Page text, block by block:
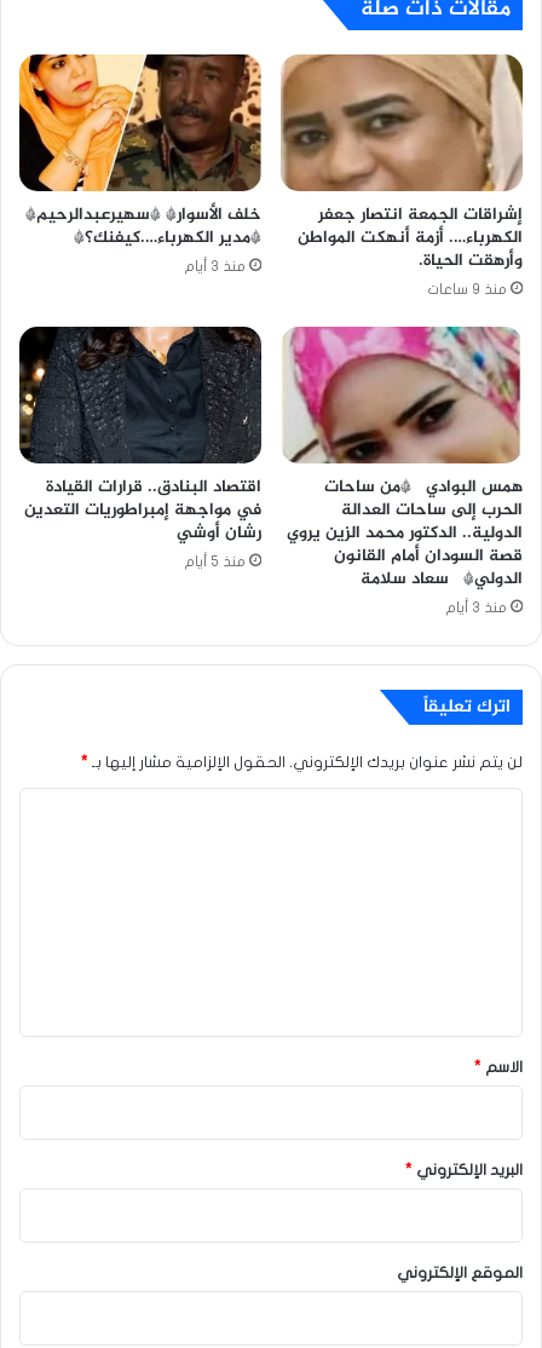
مقالات ذات صلة
إشراقات الجمعة انتصار جعفر
الكهرباء…. أزمة أنهكت المواطن
وأرهقت الحياة.
منذ 9 ساعات
خلف الأسوار* *سهيرعبدالرحيم*
*مدير الكهرباء….كيفنك؟*
منذ 3 أيام
همس البوادي *من ساحات
الحرب إلى ساحات العدالة
الدولية.. الدكتور محمد الزين يروي
قصة السودان أمام القانون
الدولي* سعاد سلامة
منذ 3 أيام
اقتصاد البنادق.. قرارات القيادة
في مواجهة إمبراطوريات التعدين
رشان أوشي
منذ 5 أيام
اترك تعليقاً
لن يتم نشر عنوان بريدك الإلكتروني. الحقول الإلزامية مشار إليها بـ *
*الاسم *
البريد الإلكتروني *
الموقع الإلكتروني